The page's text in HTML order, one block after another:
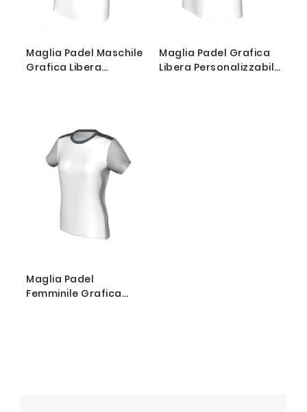
Maglia Padel Maschile
Grafica Libera
Maglia Padel Grafica
Libera Personalizzabile
Maglia Padel
Femminile Grafica